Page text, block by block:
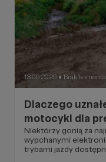
18.09.2025 ● Brak
Dlaczego
motocykl dla
Niektórzy gonią za
wypchanymi
trybami jazdy